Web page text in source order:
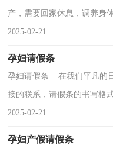
产，需要回家休息，调养身
期为： 年 月 日。截止生产
2025-02-21
孕妇请假条
孕妇请假条 在我们平凡的
接的联系，请假条的书写格
简化。那要怎么写好请假条
2025-02-21
孕妇产假请假条